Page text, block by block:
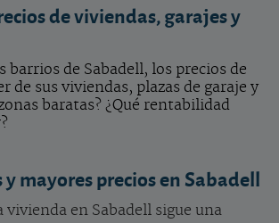
de viviendas, garajes y
barrios de Sabadell, los precios de
de sus viviendas, plazas de garaje y
baratas? ¿Qué rentabilidad
mayores precios en Sabadell
vivienda en Sabadell sigue una